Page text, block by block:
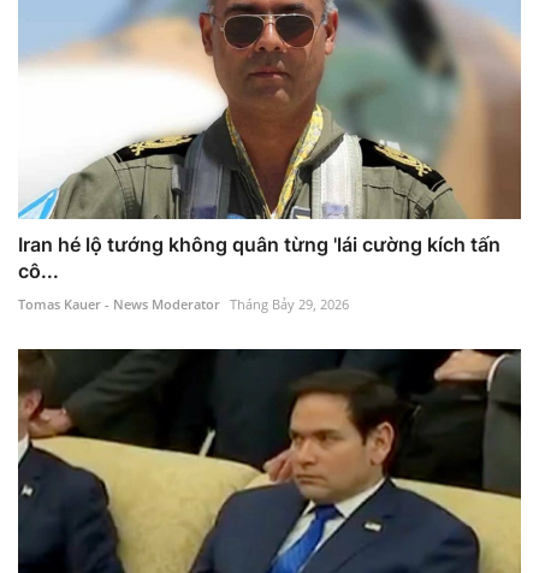
Iran hé lộ tướng không quân từng 'lái cường kích tấn
cô...
Tomas Kauer - News Moderator Tháng Bảy 29, 2026